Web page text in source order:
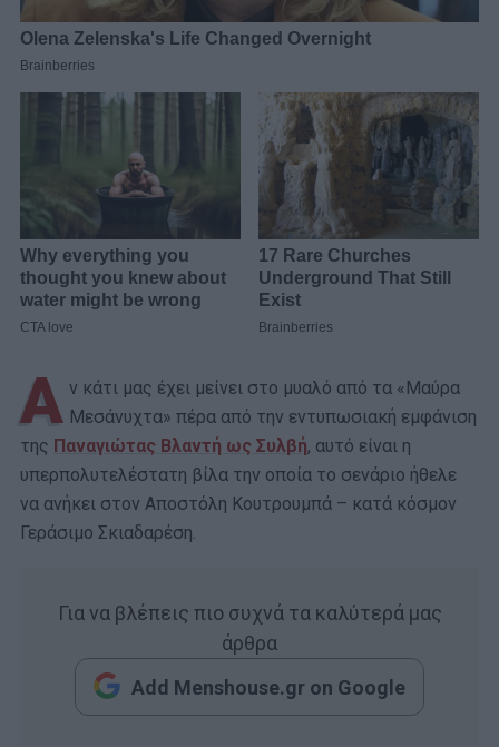
Α ν κάτι μας έχει μείνει στο μυαλό από τα «Μαύρα
Μεσάνυχτα» πέρα από την εντυπωσιακή εμφάνιση
της Παναγιώτας Βλαντή ως Συλβή, αυτό είναι η
υπερπολυτελέστατη βίλα την οποία το σενάριο ήθελε
να ανήκει στον Αποστόλη Κουτρουμπά – κατά κόσμον
Γεράσιμο Σκιαδαρέση.
Για να βλέπεις πιο συχνά τα καλύτερά μας
άρθρα
Add Menshouse.gr on Google